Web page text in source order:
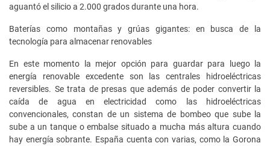
aguantó el silicio a 2.000 grados durante una hora.
Baterías como montañas y grúas gigantes: en busca de la
tecnología para almacenar renovables
En este momento la mejor opción para guardar para luego la
energía renovable excedente son las centrales hidroeléctricas
reversibles. Se trata de presas que además de poder convertir la
caída de agua en electricidad como las hidroeléctricas
convencionales, constan de un sistema de bombeo que sube la
sube a un tanque o embalse situado a mucha más altura cuando
hay energía sobrante. España cuenta con varias, como la Gorona